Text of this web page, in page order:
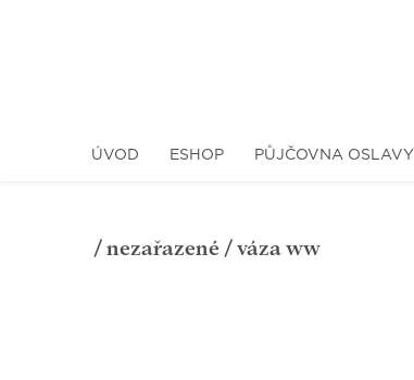
ÚVOD ESHOP PŮJČOVNA OSLAVY
/ nezařazené / váza ww